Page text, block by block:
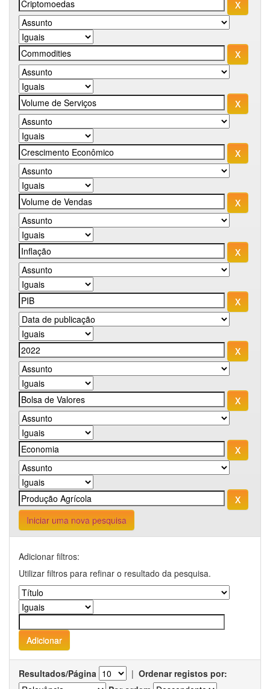
Iniciar uma nova pesquisa
Adicionar filtros:
Utilizar filtros para refinar o resultado da pesquisa.
Resultados/Página | Ordenar registos por: